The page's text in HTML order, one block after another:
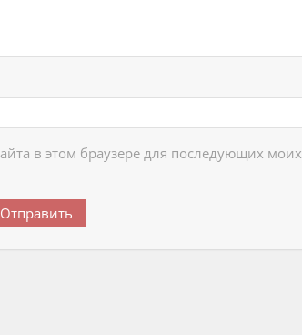
в этом браузере для последующих моих